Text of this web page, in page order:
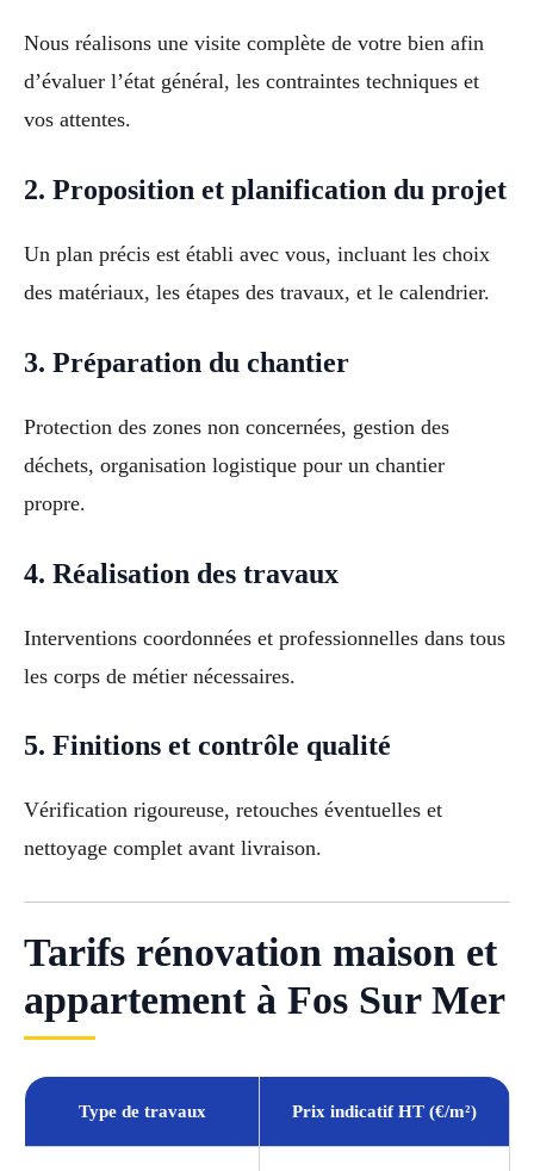
Nous réalisons une visite complète de votre bien afin
d’évaluer l’état général, les contraintes techniques et
vos attentes.
2. Proposition et planification du projet
Un plan précis est établi avec vous, incluant les choix
des matériaux, les étapes des travaux, et le calendrier.
3. Préparation du chantier
Protection des zones non concernées, gestion des
déchets, organisation logistique pour un chantier
propre.
4. Réalisation des travaux
Interventions coordonnées et professionnelles dans tous
les corps de métier nécessaires.
5. Finitions et contrôle qualité
Vérification rigoureuse, retouches éventuelles et
nettoyage complet avant livraison.
Tarifs rénovation maison et
appartement à Fos Sur Mer
Type de travaux Prix indicatif HT (€/m²)